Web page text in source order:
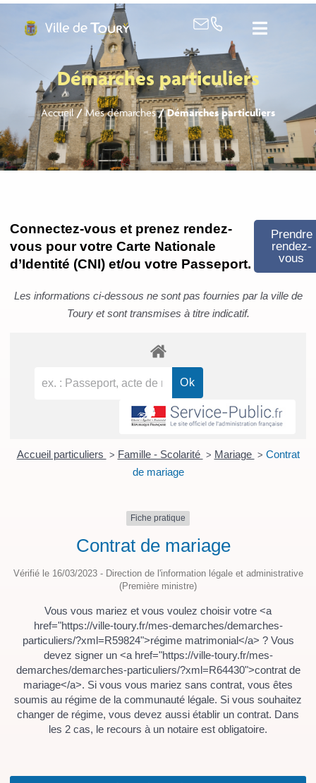
Démarches particuliers
Accueil/Mes démarches/Démarches particuliers
Connectez-vous et prenez rendez-
vous pour votre Carte Nationale
d’Identité (CNI) et/ou votre Passeport.
Prendre
rendez-
vous
Les informations ci-dessous ne sont pas fournies par la ville de
Toury et sont transmises à titre indicatif.
Accueil particuliers > Famille - Scolarité > Mariage > Contrat
de mariage
Fiche pratique
Contrat de mariage
Vérifié le 16/03/2023 - Direction de l'information légale et administrative
(Première ministre)
Vous vous mariez et vous voulez choisir votre <a
href="https://ville-toury.fr/mes-demarches/demarches-
particuliers/?xml=R59824">régime matrimonial</a> ? Vous
devez signer un <a href="https://ville-toury.fr/mes-
demarches/demarches-particuliers/?xml=R64430">contrat de
mariage</a>. Si vous vous mariez sans contrat, vous êtes
soumis au régime de la communauté légale. Si vous souhaitez
changer de régime, vous devez aussi établir un contrat. Dans
les 2 cas, le recours à un notaire est obligatoire.